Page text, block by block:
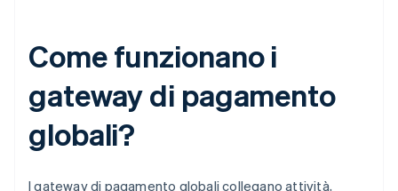
Come funzionano i
gateway di pagamento
globali?
I gateway di pagamento globali collegano attività,